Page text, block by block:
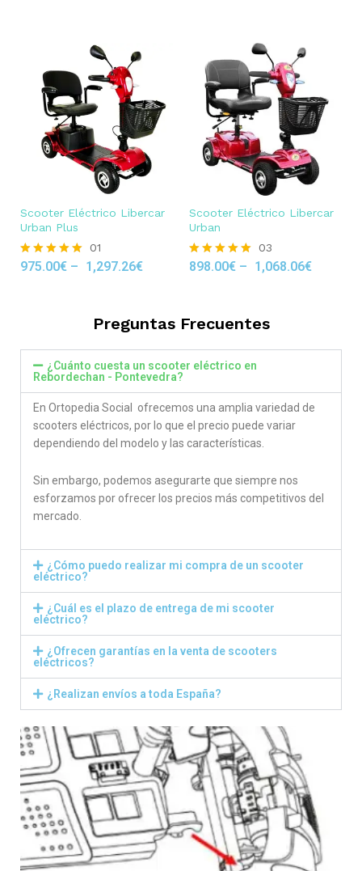
Scooter Eléctrico Libercar
Urban Plus
Rated
01
975.00€ – 1,297.26€
Scooter Eléctrico Libercar
Urban
Rated
03
898.00€ – 1,068.06€
Preguntas Frecuentes
¿Cuánto cuesta un scooter eléctrico en
Rebordechan - Pontevedra?
En Ortopedia Social ofrecemos una amplia variedad de
scooters eléctricos, por lo que el precio puede variar
dependiendo del modelo y las características.
Sin embargo, podemos asegurarte que siempre nos
esforzamos por ofrecer los precios más competitivos del
mercado.
¿Cómo puedo realizar mi compra de un scooter
eléctrico?
¿Cuál es el plazo de entrega de mi scooter
eléctrico?
¿Ofrecen garantías en la venta de scooters
eléctricos?
¿Realizan envíos a toda España?